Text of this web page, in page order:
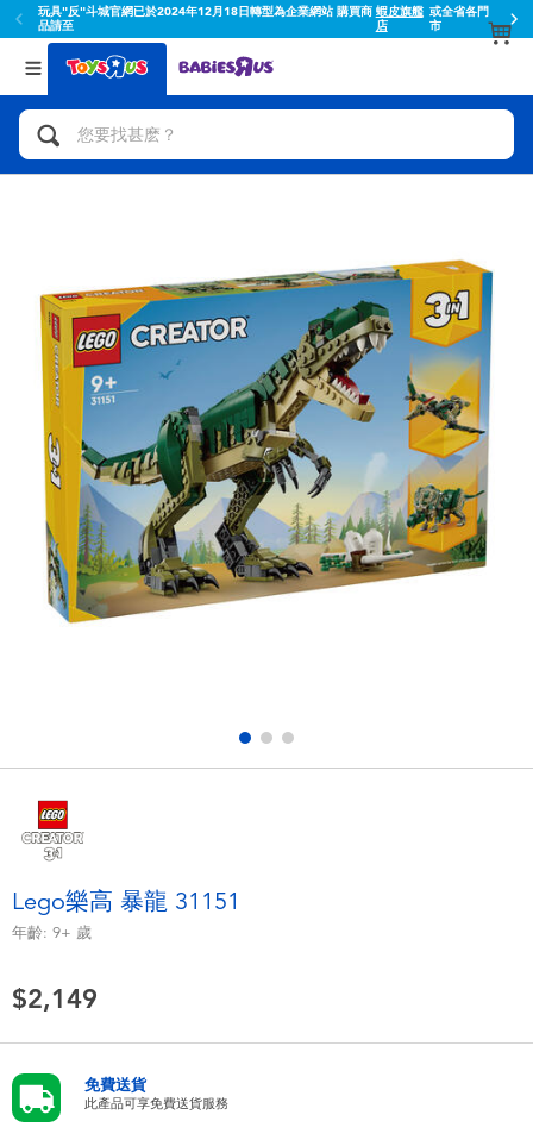
玩具"反"斗城官網已於2024年12月18日轉型為企業網站 購買商
品請至
蝦皮旗艦
店
或全省各門
市
返回
分類目錄
人氣英雄,角色扮演,射擊玩具
拼砌組合及樂高LEGO
玩具車,貨車,火車及遙控系列
手工藝,文具,蠟筆,泥膠,畫板
娃娃, 芭比,收藏公仔
電子玩具
遊戲及拼圖系列
嬰兒及學前玩具
返回
品牌
Toy Story玩具總動員
Fuggler
Miniso名創優品
playpop
LEGO樂高
Barbie芭比
Lego樂高 暴龍 31151
年齡: 9+ 歲
$2,149
免費送貨
此產品可享免費送貨服務